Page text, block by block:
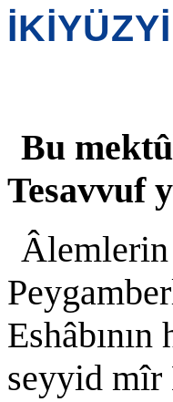
Bu
Tesavvuf
Âlemlerin
seyyid mîr